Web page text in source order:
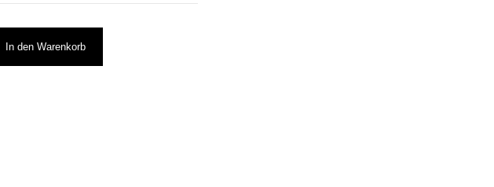
In den Warenkorb